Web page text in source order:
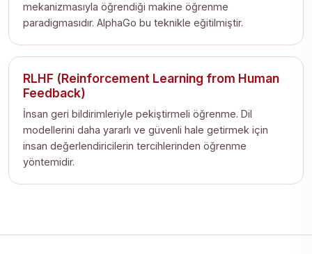
mekanizmasıyla öğrendiği makine öğrenme
paradigmasıdır. AlphaGo bu teknikle eğitilmiştir.
RLHF (Reinforcement Learning from Human
Feedback)
İnsan geri bildirimleriyle pekiştirmeli öğrenme. Dil
modellerini daha yararlı ve güvenli hale getirmek için
insan değerlendiricilerin tercihlerinden öğrenme
yöntemidir.